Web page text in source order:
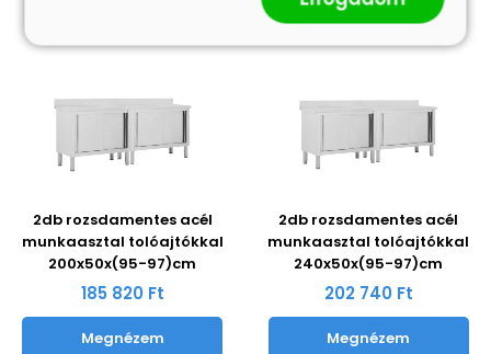
2db rozsdamentes acél
munkaasztal tolóajtókkal
200x50x(95-97)cm
185 820 Ft
Megnézem
2db rozsdamentes acél
munkaasztal tolóajtókkal
240x50x(95-97)cm
202 740 Ft
Megnézem